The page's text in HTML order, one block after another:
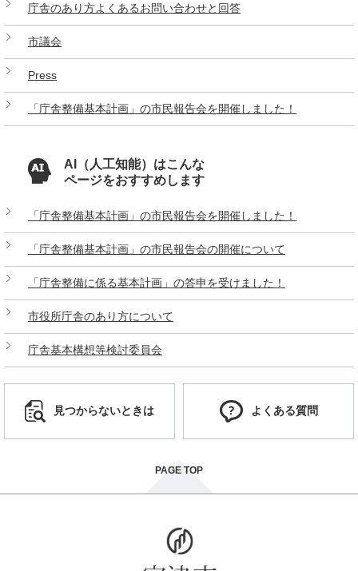
庁舎のあり方よくあるお問い合わせと回答
市議会
Press
「庁舎整備基本計画」の市民報告会を開催しました！
AI（人工知能）はこんな
ページをおすすめします
「庁舎整備基本計画」の市民報告会を開催しました！
「庁舎整備基本計画」の市民報告会の開催について
「庁舎整備に係る基本計画」の答申を受けました！
市役所庁舎のあり方について
庁舎基本構想等検討委員会
見つからないときは よくある質問
PAGE TOP